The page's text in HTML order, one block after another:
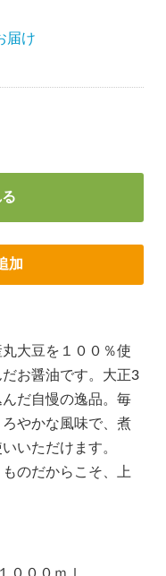
届け
加
大豆を１００％使
お醤油です。大正3
だ自慢の逸品。毎
やかな風味で、煮
いただけます。
のだからこそ、上